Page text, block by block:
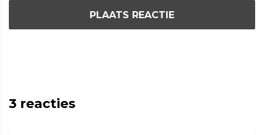
PLAATS REACTIE
3 reacties